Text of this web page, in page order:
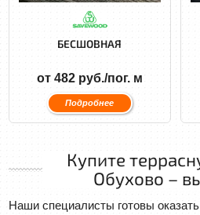
БЕСШОВНАЯ
от 482 руб./пог. м
Подробнее
Купите
Обухово –
Наши специалисты готовы